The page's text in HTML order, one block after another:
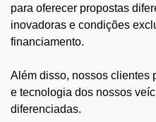
para oferecer propostas
inovadoras e condições
financiamento.
Além disso, nossos clientes
e tecnologia dos nossos
diferenciadas.